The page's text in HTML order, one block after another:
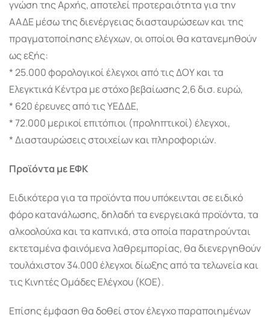
γνώση της Αρχής, αποτελεί προτεραιότητα για την
ΑΑΔΕ μέσω της διενέργειας διασταυρώσεων και της
πραγματοποίησης ελέγχων, οι οποίοι θα κατανεμηθούν
ως εξής:
* 25.000 φορολογικοί έλεγχοι από τις ΔΟΥ και τα
Ελεγκτικά Κέντρα με στόχο βεβαίωσης 2,6 δισ. ευρώ,
* 620 έρευνες από τις ΥΕΔΔΕ,
* 72.000 μερικοί επιτόπιοι (προληπτικοί) έλεγχοι,
* Διασταυρώσεις στοιχείων και πληροφοριών.
Προϊόντα με ΕΦΚ
Ειδικότερα για τα προϊόντα που υπόκεινται σε ειδικό
φόρο κατανάλωσης, δηλαδή τα ενεργειακά προϊόντα, τα
αλκοολούχα και τα καπνικά, στα οποία παρατηρούνται
εκτεταμένα φαινόμενα λαθρεμπορίας, θα διενεργηθούν
τουλάχιστον 34.000 έλεγχοι δίωξης από τα τελωνεία και
τις Κινητές Ομάδες Ελέγχου (ΚΟΕ).
Επίσης έμφαση θα δοθεί στον έλεγχο παραποιημένων